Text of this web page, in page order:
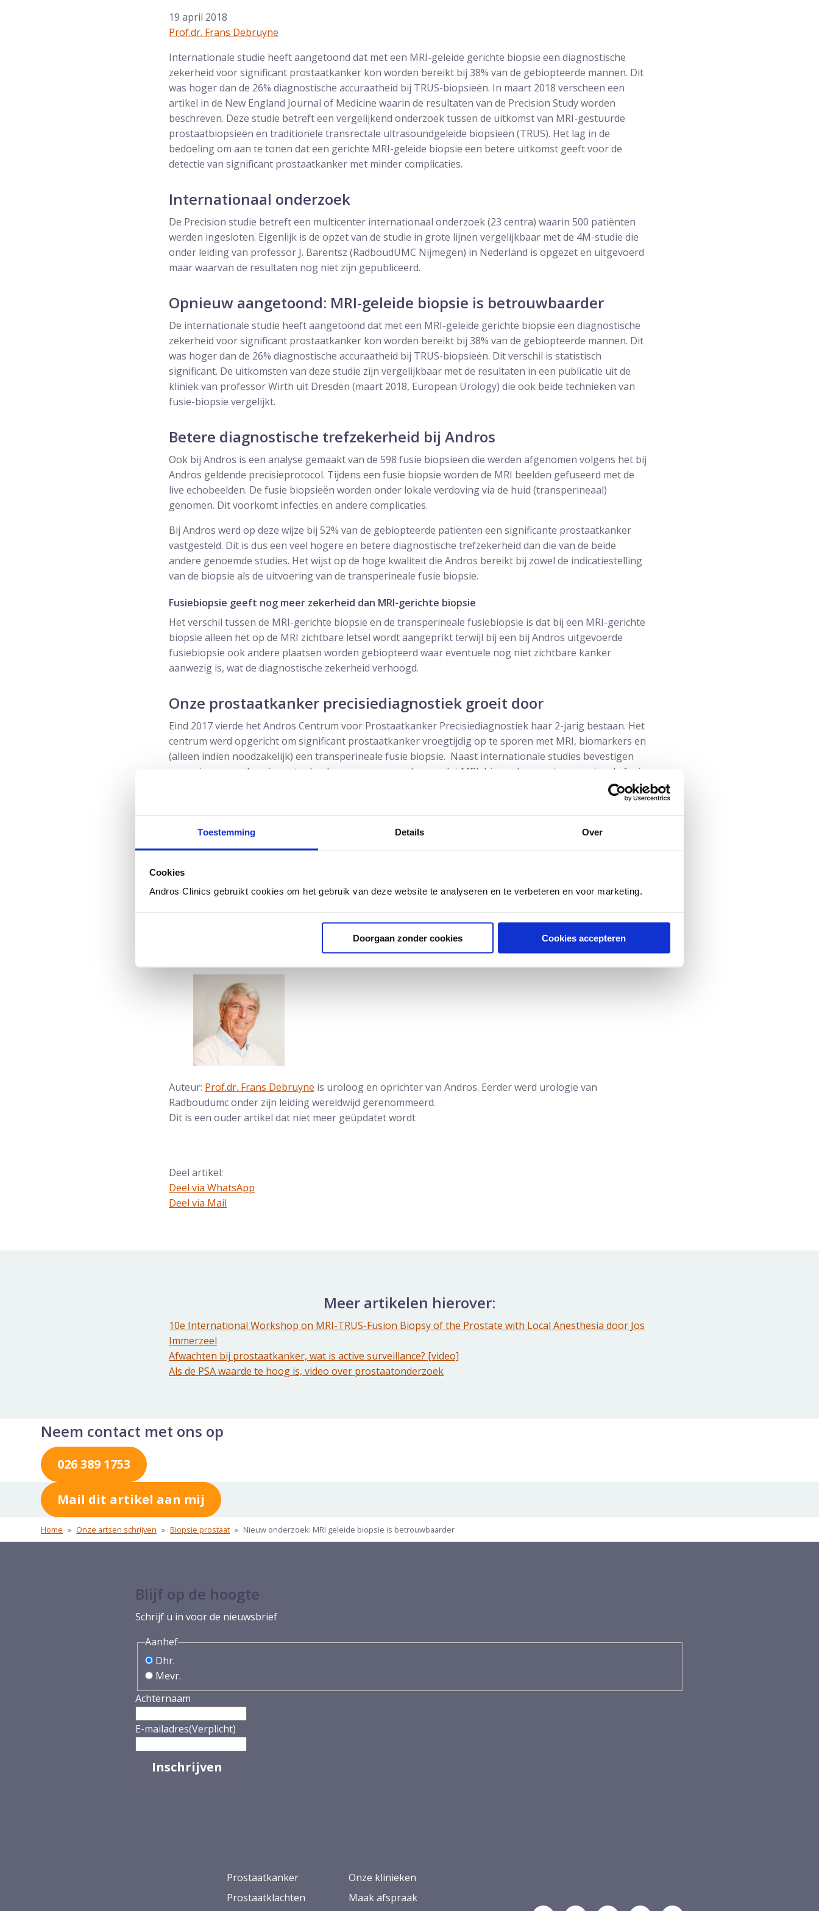
Toestemming Details Over
Cookies
Andros Clinics gebruikt cookies om het gebruik van deze website te analyseren en te verbeteren en voor marketing.
Doorgaan zonder cookies Cookies accepteren
19 april 2018
Prof.dr. Frans Debruyne
Internationale studie heeft aangetoond dat met een MRI-geleide gerichte biopsie een diagnostische
zekerheid voor significant prostaatkanker kon worden bereikt bij 38% van de gebiopteerde mannen. Dit
was hoger dan de 26% diagnostische accuraatheid bij TRUS-biopsieën. In maart 2018 verscheen een
artikel in de New England Journal of Medicine waarin de resultaten van de Precision Study worden
beschreven. Deze studie betreft een vergelijkend onderzoek tussen de uitkomst van MRI-gestuurde
prostaatbiopsieën en traditionele transrectale ultrasoundgeleide biopsieën (TRUS). Het lag in de
bedoeling om aan te tonen dat een gerichte MRI-geleide biopsie een betere uitkomst geeft voor de
detectie van significant prostaatkanker met minder complicaties.
Internationaal onderzoek
De Precision studie betreft een multicenter internationaal onderzoek (23 centra) waarin 500 patiënten
werden ingesloten. Eigenlijk is de opzet van de studie in grote lijnen vergelijkbaar met de 4M-studie die
onder leiding van professor J. Barentsz (RadboudUMC Nijmegen) in Nederland is opgezet en uitgevoerd
maar waarvan de resultaten nog niet zijn gepubliceerd.
Opnieuw aangetoond: MRI-geleide biopsie is betrouwbaarder
De internationale studie heeft aangetoond dat met een MRI-geleide gerichte biopsie een diagnostische
zekerheid voor significant prostaatkanker kon worden bereikt bij 38% van de gebiopteerde mannen. Dit
was hoger dan de 26% diagnostische accuraatheid bij TRUS-biopsieën. Dit verschil is statistisch
significant. De uitkomsten van deze studie zijn vergelijkbaar met de resultaten in een publicatie uit de
kliniek van professor Wirth uit Dresden (maart 2018, European Urology) die ook beide technieken van
fusie-biopsie vergelijkt.
Betere diagnostische trefzekerheid bij Andros
Ook bij Andros is een analyse gemaakt van de 598 fusie biopsieën die werden afgenomen volgens het bij
Andros geldende precisieprotocol. Tijdens een fusie biopsie worden de MRI beelden gefuseerd met de
live echobeelden. De fusie biopsieën worden onder lokale verdoving via de huid (transperineaal)
genomen. Dit voorkomt infecties en andere complicaties.
Bij Andros werd op deze wijze bij 52% van de gebiopteerde patiënten een significante prostaatkanker
vastgesteld. Dit is dus een veel hogere en betere diagnostische trefzekerheid dan die van de beide
andere genoemde studies. Het wijst op de hoge kwaliteit die Andros bereikt bij zowel de indicatiestelling
van de biopsie als de uitvoering van de transperineale fusie biopsie.
Fusiebiopsie geeft nog meer zekerheid dan MRI-gerichte biopsie
Het verschil tussen de MRI-gerichte biopsie en de transperineale fusiebiopsie is dat bij een MRI-gerichte
biopsie alleen het op de MRI zichtbare letsel wordt aangeprikt terwijl bij een bij Andros uitgevoerde
fusiebiopsie ook andere plaatsen worden gebiopteerd waar eventuele nog niet zichtbare kanker
aanwezig is, wat de diagnostische zekerheid verhoogd.
Onze prostaatkanker precisiediagnostiek groeit door
Eind 2017 vierde het Andros Centrum voor Prostaatkanker Precisiediagnostiek haar 2-jarig bestaan. Het
centrum werd opgericht om significant prostaatkanker vroegtijdig op te sporen met MRI, biomarkers en
(alleen indien noodzakelijk) een transperineale fusie biopsie. Naast internationale studies bevestigen
onze eigen nauwkeurig vastgelegde gegevens nu ook weer dat MRI, biomarkers en transperineale fusie
voorafgaand aan een biopsie ook in de Nederlandse richtlijnen opgenomen. De preciezere manier van
Auteur: Prof.dr. Frans Debruyne is uroloog en oprichter van Andros. Eerder werd urologie van
Radboudumc onder zijn leiding wereldwijd gerenommeerd.
Dit is een ouder artikel dat niet meer geüpdatet wordt
Deel artikel:
Deel via WhatsApp
Deel dit via Whatsapp
Deel via Mail
Meer artikelen hierover:
10e International Workshop on MRI-TRUS-Fusion Biopsy of the Prostate with Local Anesthesia door Jos
Immerzeel
Afwachten bij prostaatkanker, wat is active surveillance? [video]
Als de PSA waarde te hoog is, video over prostaatonderzoek
Neem contact met ons op
026 389 1753
Mail dit artikel aan mij
Home » Onze artsen schrijven » Biopsie prostaat » Nieuw onderzoek: MRI geleide biopsie is betrouwbaarder
Blijf op de hoogte
Schrijf u in voor de nieuwsbrief
Aanhef
Dhr.
Mevr.
Achternaam
E-mailadres(Verplicht)
Prostaatkanker
Prostaatklachten
Onze klinieken
Maak afspraak